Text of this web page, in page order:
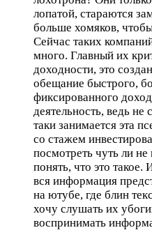
лопатой, стараются
больше хомяков,
Сейчас таких
много. Главный их
доходности, это
обещание быстрого,
фиксированного
деятельность, ведь
таки занимается эта
со стажем
посмотреть чуть ли
понять, что это такое.
вся информация
на ютубе, где блин
хочу слушать их
воспринимать